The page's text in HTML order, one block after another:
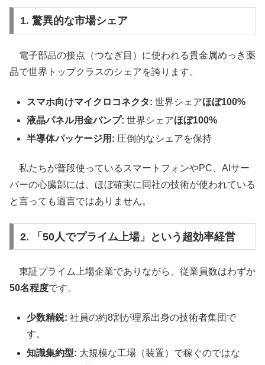
1. 驚異的な市場シェア
電子部品の接点（つなぎ目）に使われる貴金属めっき薬
品で世界トップクラスのシェアを誇ります。
スマホ向けマイクロコネクタ: 世界シェアほぼ100%
液晶パネル用金バンプ: 世界シェアほぼ100%
半導体パッケージ用: 圧倒的なシェアを保持
私たちが普段使っているスマートフォンやPC、AIサー
バーの心臓部には、ほぼ確実に同社の技術が使われている
と言っても過言ではありません。
2. 「50人でプライム上場」という超効率経営
東証プライム上場企業でありながら、従業員数はわずか
50名程度です。
少数精鋭: 社員の約8割が理系出身の技術者集団で
す。
知識集約型: 大規模な工場（装置）で稼ぐのではな